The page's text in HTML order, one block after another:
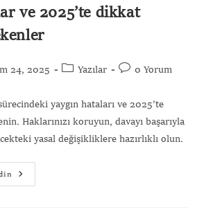
ve 2025’te dikkat
24, 2025 Yazılar 0 Yorum
yaygın hataları ve 2025'te
Haklarınızı koruyun, davayı başarıyla
yasal değişikliklere hazırlıklı olun.